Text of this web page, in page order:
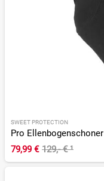
SWEET PROTECTION
Pro Ellenbogenschoner
79,99 € 129,- €¹